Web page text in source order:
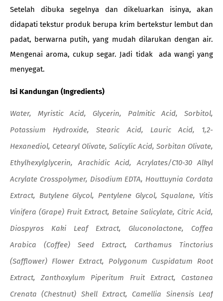
Setelah dibuka segelnya dan dikeluarkan isinya, akan
didapati tekstur produk berupa krim bertekstur lembut dan
padat, berwarna putih, yang mudah dilarukan dengan air.
Mengenai aroma, cukup segar. Jadi tidak ada wangi yang
menyegat.
Isi Kandungan (Ingredients)
Water, Myristic Acid, Glycerin, Palmitic Acid, Sorbitol,
Potassium Hydroxide, Stearic Acid, Lauric Acid, 1,2-
Hexanediol, Cetearyl Olivate, Salicylic Acid, Sorbitan Olivate,
Ethylhexylglycerin, Arachidic Acid, Acrylates/C10-30 Alkyl
Acrylate Crosspolymer, Disodium EDTA, Houttuynia Cordata
Extract, Butylene Glycol, Pentylene Glycol, Squalane, Vitis
Vinifera (Grape) Fruit Extract, Betaine Salicylate, Citric Acid,
Diospyros Kaki Leaf Extract, Gluconolactone, Coffea
Arabica (Coffee) Seed Extract, Carthamus Tinctorius
(Safflower) Flower Extract, Polygonum Cuspidatum Root
Extract, Zanthoxylum Piperitum Fruit Extract, Castanea
Crenata (Chestnut) Shell Extract, Camellia Sinensis Leaf